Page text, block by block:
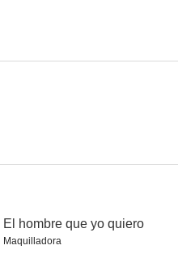
El hombre que yo quiero
Maquilladora